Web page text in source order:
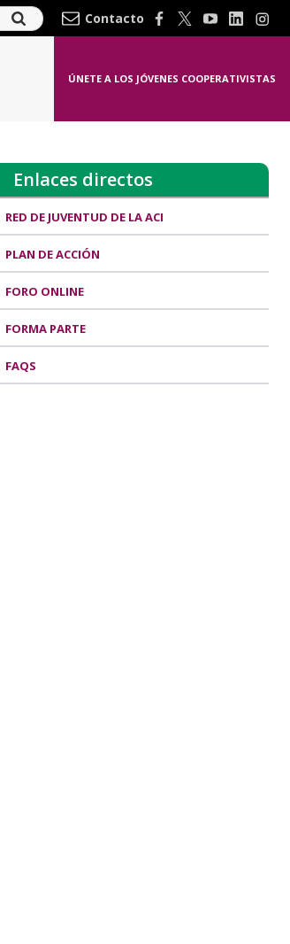
Contacto
ÚNETE A LOS JÓVENES COOPERATIVISTAS
Enlaces directos
RED DE JUVENTUD DE LA ACI
PLAN DE ACCIÓN
FORO ONLINE
FORMA PARTE
FAQS